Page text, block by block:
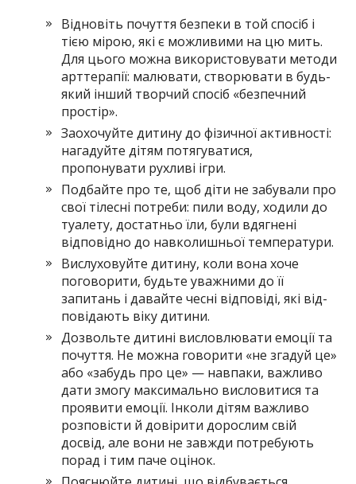
Відновіть почуття безпеки в той спосіб і
тією мірою, які є можливими на цю мить.
Для цього можна використовува­ти методи
арттерапії: малювати, створювати в будь-
який інший творчий спосіб «безпечний
простір».
Заохочуйте дитину до фізичної активності:
нагадуйте ді­тям потягуватися,
пропонувати рухливі ігри.
Подбайте про те, щоб діти не забували про
свої тілесні по­треби: пили воду, ходили до
туалету, достатньо їли, були вдягнені
відповідно до навколишньої температури.
Вислуховуйте дитину, коли вона хоче
поговорити, будьте уважними до її
запитань і давайте чесні відповіді, які від­
повідають віку дитини.
Дозвольте дитині висловлювати емоції та
почуття. Не можна говорити «не згадуй це»
або «забудь про це» — на­впаки, важливо
дати змогу максимально висловитися та
проявити емоції. Інколи дітям важливо
розповісти й дові­рити дорослим свій
досвід, але вони не завжди потребу­ють
порад і тим паче оцінок.